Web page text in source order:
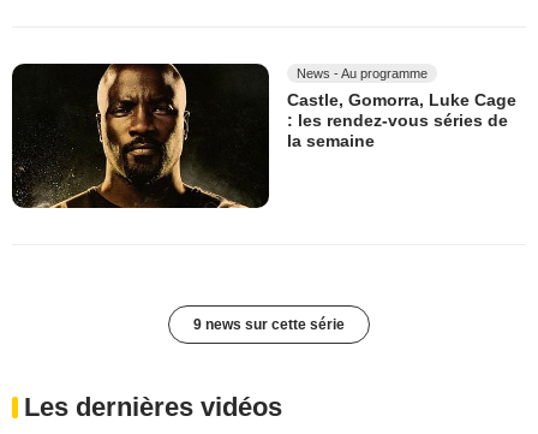
News - Au programme
Castle, Gomorra, Luke Cage
: les rendez-vous séries de
la semaine
9 news sur cette série
Les dernières vidéos